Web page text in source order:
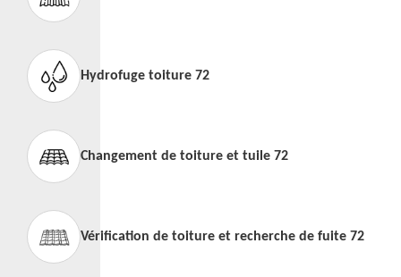
Hydrofuge toiture 72
Changement de toiture et tuile 72
Vérification de toiture et recherche de fuite 72